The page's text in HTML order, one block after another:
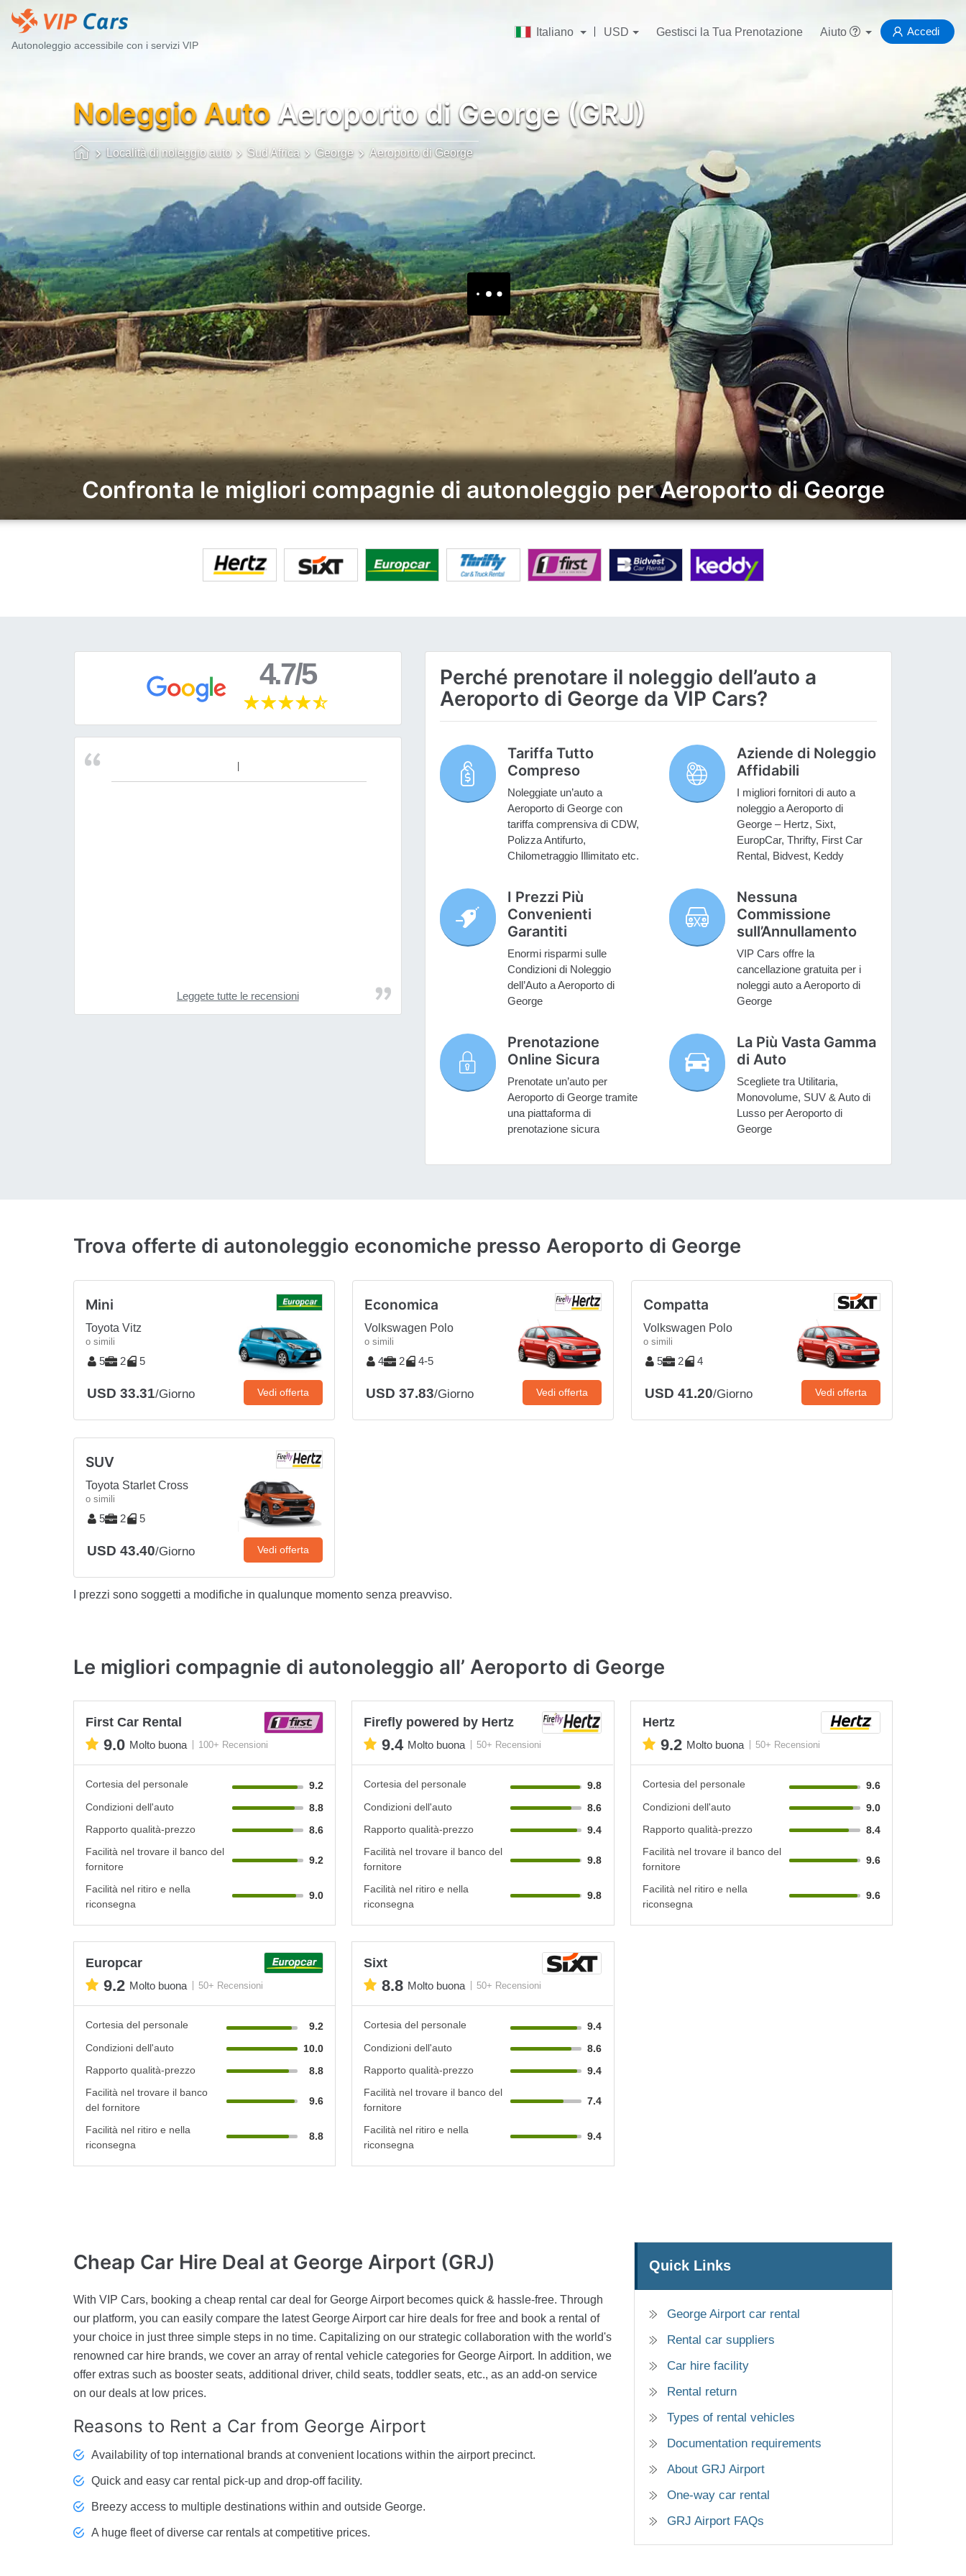
Autonoleggio accessibile con i servizi VIP
Italiano USD Gestisci la Tua Prenotazione Aiuto Accedi
Noleggio Auto Aeroporto di George (GRJ)
Località di noleggio auto Sud Africa George Aeroporto di George
Confronta le migliori compagnie di autonoleggio per Aeroporto di George
4.7/5
Leggete tutte le recensioni
Perché prenotare il noleggio dell’auto a
Aeroporto di George da VIP Cars?
Tariffa Tutto
Compreso
Noleggiate un’auto a
Aeroporto di George con
tariffa comprensiva di CDW,
Polizza Antifurto,
Chilometraggio Illimitato etc.
Aziende di Noleggio
Affidabili
I migliori fornitori di auto a
noleggio a Aeroporto di
George – Hertz, Sixt,
EuropCar, Thrifty, First Car
Rental, Bidvest, Keddy
I Prezzi Più
Convenienti
Garantiti
Enormi risparmi sulle
Condizioni di Noleggio
dell’Auto a Aeroporto di
George
Nessuna
Commissione
sull’Annullamento
VIP Cars offre la
cancellazione gratuita per i
noleggi auto a Aeroporto di
George
Prenotazione
Online Sicura
Prenotate un’auto per
Aeroporto di George tramite
una piattaforma di
prenotazione sicura
La Più Vasta Gamma
di Auto
Scegliete tra Utilitaria,
Monovolume, SUV & Auto di
Lusso per Aeroporto di
George
Trova offerte di autonoleggio economiche presso Aeroporto di George
Mini
Toyota Vitz
o simili
5 2 5
USD 33.31/Giorno Vedi offerta
Economica
Volkswagen Polo
o simili
4 2 4-5
USD 37.83/Giorno Vedi offerta
Compatta
Volkswagen Polo
o simili
5 2 4
USD 41.20/Giorno Vedi offerta
SUV
Toyota Starlet Cross
o simili
5 2 5
USD 43.40/Giorno Vedi offerta
I prezzi sono soggetti a modifiche in qualunque momento senza preavviso.
Le migliori compagnie di autonoleggio all’ Aeroporto di George
First Car Rental
9.0 Molto buona 100+ Recensioni
Cortesia del personale
9.2
Condizioni dell'auto
8.8
Rapporto qualità-prezzo
8.6
Facilità nel trovare il banco del
fornitore
9.2
Facilità nel ritiro e nella
riconsegna
9.0
Firefly powered by Hertz
9.4 Molto buona 50+ Recensioni
Cortesia del personale
9.8
Condizioni dell'auto
8.6
Rapporto qualità-prezzo
9.4
Facilità nel trovare il banco del
fornitore
9.8
Facilità nel ritiro e nella
riconsegna
9.8
Hertz
9.2 Molto buona 50+ Recensioni
Cortesia del personale
9.6
Condizioni dell'auto
9.0
Rapporto qualità-prezzo
8.4
Facilità nel trovare il banco del
fornitore
9.6
Facilità nel ritiro e nella
riconsegna
9.6
Europcar
9.2 Molto buona 50+ Recensioni
Cortesia del personale
9.2
Condizioni dell'auto
10.0
Rapporto qualità-prezzo
8.8
Facilità nel trovare il banco
del fornitore
9.6
Facilità nel ritiro e nella
riconsegna
8.8
Sixt
8.8 Molto buona 50+ Recensioni
Cortesia del personale
9.4
Condizioni dell'auto
8.6
Rapporto qualità-prezzo
9.4
Facilità nel trovare il banco del
fornitore
7.4
Facilità nel ritiro e nella
riconsegna
9.4
Quick Links
George Airport car rental
Rental car suppliers
Car hire facility
Rental return
Types of rental vehicles
Documentation requirements
About GRJ Airport
One-way car rental
GRJ Airport FAQs
Cheap Car Hire Deal at George Airport (GRJ)
With VIP Cars, booking a cheap rental car deal for George Airport becomes quick & hassle-free. Through
our platform, you can easily compare the latest George Airport car hire deals for free and book a rental of
your choice in just three simple steps in no time. Capitalizing on our strategic collaboration with the world's
renowned car hire brands, we cover an array of rental vehicle categories for George Airport. In addition, we
offer extras such as booster seats, additional driver, child seats, toddler seats, etc., as an add-on service
on our deals at low prices.
Reasons to Rent a Car from George Airport
Availability of top international brands at convenient locations within the airport precinct.
Quick and easy car rental pick-up and drop-off facility.
Breezy access to multiple destinations within and outside George.
A huge fleet of diverse car rentals at competitive prices.